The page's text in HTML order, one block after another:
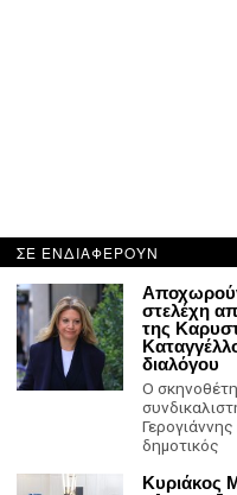
ΣΕ ΕΝΔΙΑΦΕΡΟΥΝ
στελέχη
της
διαλόγου
Ο
δημοτικός
Κυριάκος